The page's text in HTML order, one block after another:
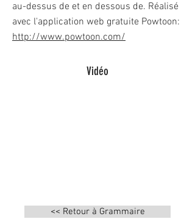
au-dessus de et en dessous de. Réalisé
avec l'application web gratuite Powtoon:
http://www.powtoon.com/
Vidéo
<< Retour à Grammaire